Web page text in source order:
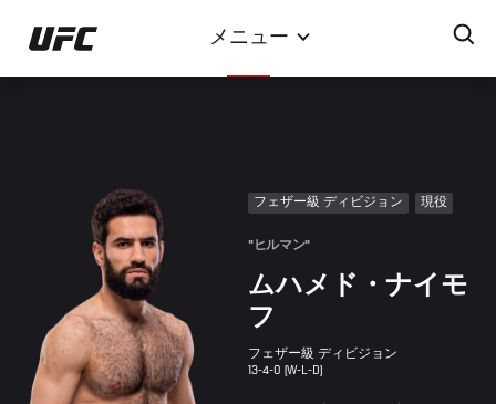
イ
ン
メニュー
フェザー級 ディビジョン 現役
"ヒルマン"
ムハメド・ナイモ
フ
フェザー級 ディビジョン
13-4-0 (W-L-D)